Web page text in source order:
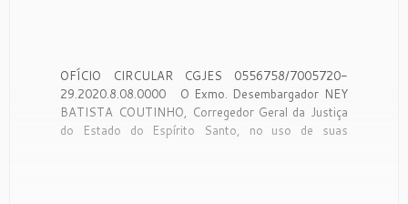
OFÍCIO CIRCULAR CGJES 0556758/7005720-
29.2020.8.08.0000 O Exmo. Desembargador NEY
BATISTA COUTINHO, Corregedor Geral da Justiça
do Estado do Espírito Santo, no uso de suas